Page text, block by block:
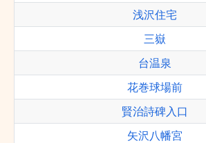
浅沢住宅
三嶽
台温泉
花巻球場前
賢治詩碑入口
矢沢八幡宮